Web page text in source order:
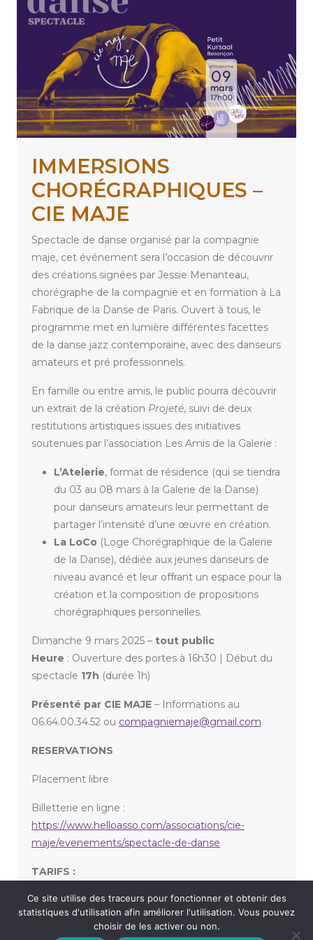
IMMERSIONS
CHORÉGRAPHIQUES –
CIE MAJE
Spectacle de danse organisé par la compagnie
maje, cet événement sera l’occasion de découvrir
des créations signées par Jessie Menanteau,
chorégraphe de la compagnie et en formation à La
Fabrique de la Danse de Paris. Ouvert à tous, le
programme met en lumière différentes facettes
de la danse jazz contemporaine, avec des danseurs
amateurs et pré professionnels.
En famille ou entre amis, le public pourra découvrir
un extrait de la création Projeté, suivi de deux
restitutions artistiques issues des initiatives
soutenues par l’association Les Amis de la Galerie :
L’Atelerie, format de résidence (qui se tiendra
du 03 au 08 mars à la Galerie de la Danse)
pour danseurs amateurs leur permettant de
partager l’intensité d’une œuvre en création.
La LoCo (Loge Chorégraphique de la Galerie
de la Danse), dédiée aux jeunes danseurs de
niveau avancé et leur offrant un espace pour la
création et la composition de propositions
chorégraphiques personnelles.
Dimanche 9 mars 2025 – tout public
Heure : Ouverture des portes à 16h30 | Début du
spectacle 17h (durée 1h)
Présenté par CIE MAJE – Informations au
06.64.00.34.52 ou compagniemaje@gmail.com
RESERVATIONS
Placement libre
Billetterie en ligne :
https://www.helloasso.com/associations/cie-
maje/evenements/spectacle-de-danse
TARIFS :
Tarif unique : 12,00 €
Ce site utilise des traceurs pour fonctionner et obtenir des
statistiques d'utilisation afin améliorer l'utilisation. Vous pouvez
choisir de les activer ou non.